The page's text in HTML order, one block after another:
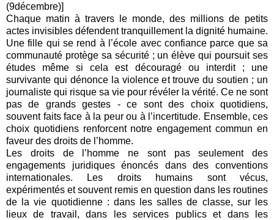
(9décembre)]
Chaque matin à travers le monde, des millions de petits
actes invisibles défendent tranquillement la dignité humaine.
Une fille qui se rend à l’école avec confiance parce que sa
communauté protège sa sécurité ; un élève qui poursuit ses
études même si cela est découragé ou interdit ; une
survivante qui dénonce la violence et trouve du soutien ; un
journaliste qui risque sa vie pour révéler la vérité. Ce ne sont
pas de grands gestes - ce sont des choix quotidiens,
souvent faits face à la peur ou à l’incertitude. Ensemble, ces
choix quotidiens renforcent notre engagement commun en
faveur des droits de l’homme.
Les droits de l’homme ne sont pas seulement des
engagements juridiques énoncés dans des conventions
internationales. Les droits humains sont vécus,
expérimentés et souvent remis en question dans les routines
de la vie quotidienne : dans les salles de classe, sur les
lieux de travail, dans les services publics et dans les